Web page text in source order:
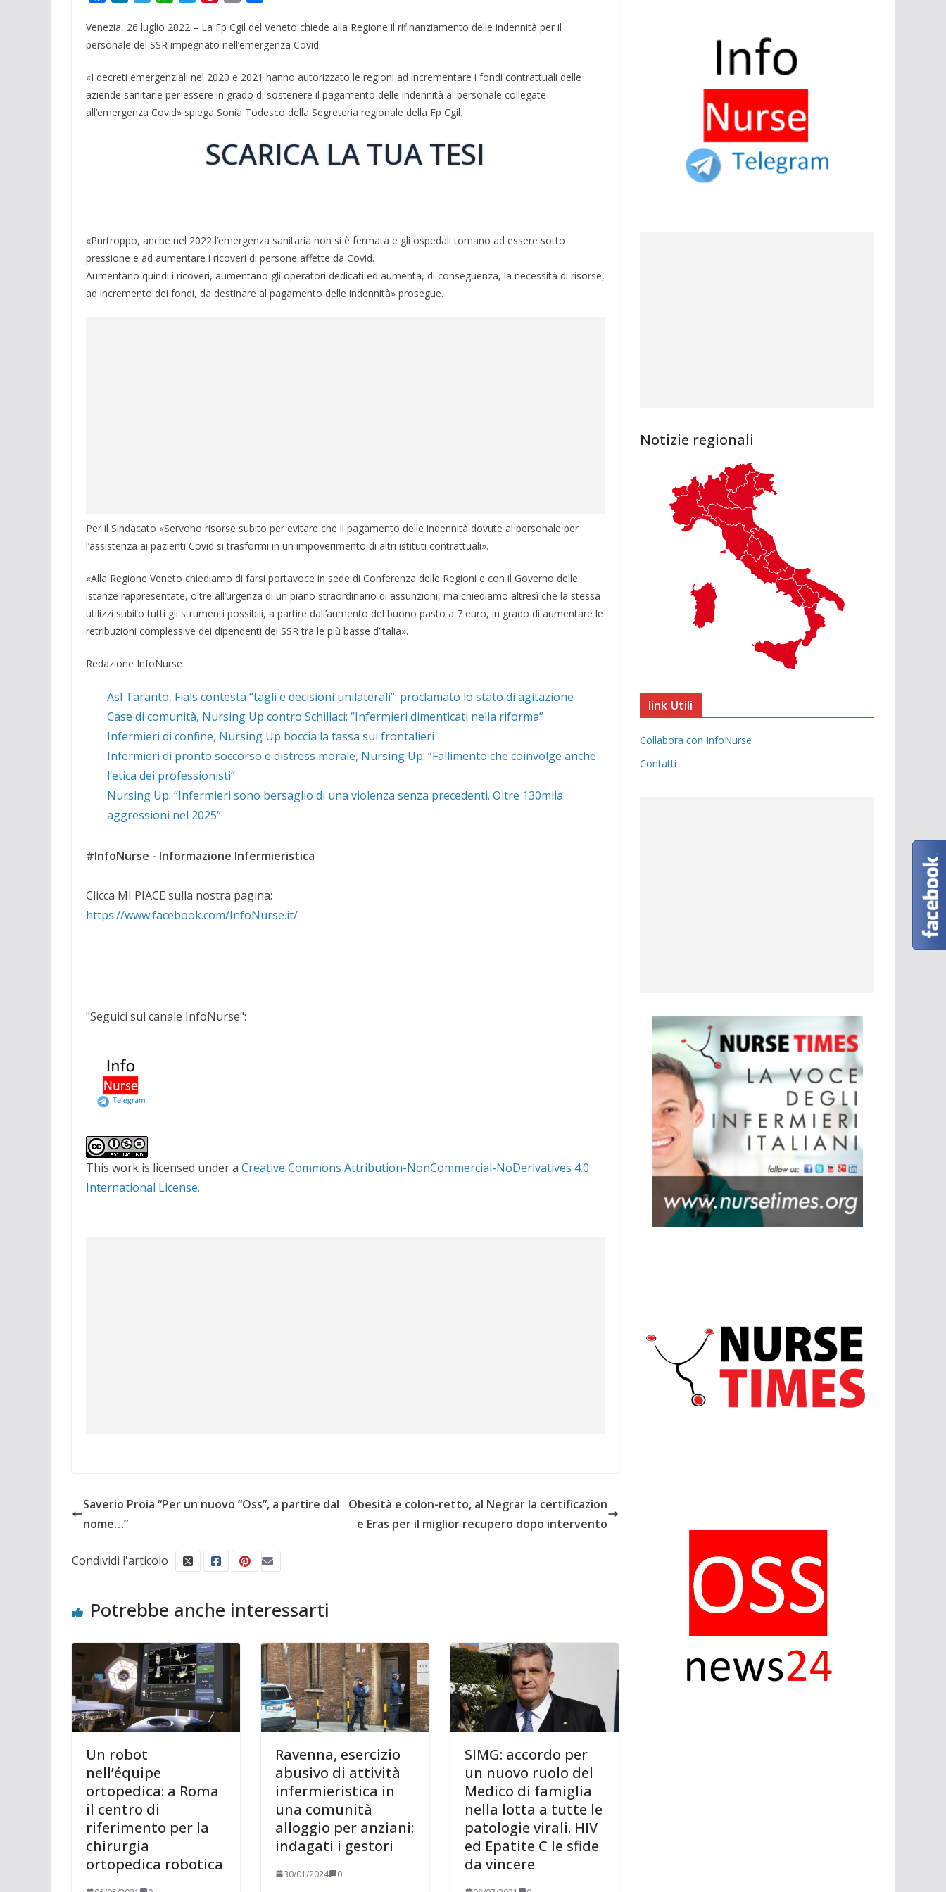
c
e
o
o
k
n
k
d
I
n
l
e
r
a
m
a
t
A
p
p
i
t
e
r
n
t
r
e
s
a
i
n
d
v
d
Venezia, 26 luglio 2022 – La Fp Cgil del Veneto chiede alla Regione il rifinanziamento delle indennità per il
personale del SSR impegnato nell’emergenza Covid.
«I decreti emergenziali nel 2020 e 2021 hanno autorizzato le regioni ad incrementare i fondi contrattuali delle
aziende sanitarie per essere in grado di sostenere il pagamento delle indennità al personale collegate
all’emergenza Covid» spiega Sonia Todesco della Segreteria regionale della Fp Cgil.
SCARICA LA TUA TESI
«Purtroppo, anche nel 2022 l’emergenza sanitaria non si è fermata e gli ospedali tornano ad essere sotto
pressione e ad aumentare i ricoveri di persone affette da Covid.
Aumentano quindi i ricoveri, aumentano gli operatori dedicati ed aumenta, di conseguenza, la necessità di risorse,
ad incremento dei fondi, da destinare al pagamento delle indennità» prosegue.
Per il Sindacato «Servono risorse subito per evitare che il pagamento delle indennità dovute al personale per
l’assistenza ai pazienti Covid si trasformi in un impoverimento di altri istituti contrattuali».
«Alla Regione Veneto chiediamo di farsi portavoce in sede di Conferenza delle Regioni e con il Governo delle
istanze rappresentate, oltre all’urgenza di un piano straordinario di assunzioni, ma chiediamo altresì che la stessa
utilizzi subito tutti gli strumenti possibili, a partire dall’aumento del buono pasto a 7 euro, in grado di aumentare le
retribuzioni complessive dei dipendenti del SSR tra le più basse d’ltalia».
Redazione InfoNurse
Asl Taranto, Fials contesta “tagli e decisioni unilaterali”: proclamato lo stato di agitazione
Case di comunità, Nursing Up contro Schillaci: “Infermieri dimenticati nella riforma”
Infermieri di confine, Nursing Up boccia la tassa sui frontalieri
Infermieri di pronto soccorso e distress morale, Nursing Up: “Fallimento che coinvolge anche
l’etica dei professionisti”
Nursing Up: “Infermieri sono bersaglio di una violenza senza precedenti. Oltre 130mila
aggressioni nel 2025”
#InfoNurse - Informazione Infermieristica
Clicca MI PIACE sulla nostra pagina:
https://www.facebook.com/InfoNurse.it/
"Seguici sul canale InfoNurse":
This work is licensed under a Creative Commons Attribution-NonCommercial-NoDerivatives 4.0
International License.
Saverio Proia “Per un nuovo “Oss”, a partire dal
nome…”
Obesità e colon-retto, al Negrar la certificazion
e Eras per il miglior recupero dopo intervento
Condividi l'articolo
Potrebbe anche interessarti
Un robot
nell’équipe
ortopedica: a Roma
il centro di
riferimento per la
chirurgia
ortopedica robotica
Ravenna, esercizio
abusivo di attività
infermieristica in
una comunità
alloggio per anziani:
indagati i gestori
30/01/2024 0
SIMG: accordo per
un nuovo ruolo del
Medico di famiglia
nella lotta a tutte le
patologie virali. HIV
ed Epatite C le sfide
da vincere
Notizie regionali
link Utili
Collabora con InfoNurse
Contatti